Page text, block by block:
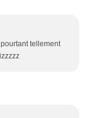
tellement